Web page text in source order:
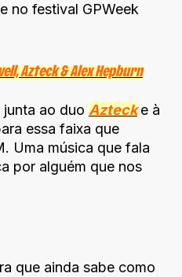
no festival GPWeek
Azteck & Alex Hepburn
junta ao duo Azteck e à
essa faixa que
Uma música que fala
por alguém que nos
que ainda sabe como